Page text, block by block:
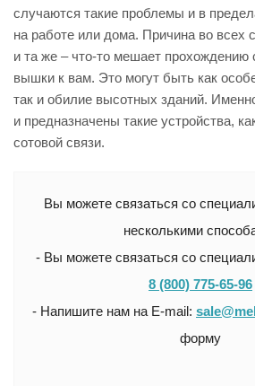
случаются такие проблемы и в
на работе или дома. Причина во всех
и та же – что-то мешает прохождению
вышки к вам. Это могут быть как
так и обилие высотных зданий.
и предназначены такие устройства,
сотовой связи.
Вы можете связаться со
несколькими
- Вы можете связаться со
8 (800) 775-65-96
- Напишите нам на E-mail:
форму